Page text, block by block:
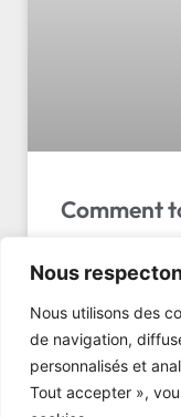
Nous
Nous utilisons des
de navigation,
personnalisés et
Tout accepter »,
Comment
Logistique
découvrez les 5
éviter et
événements.
LIRE L'ARTICLE